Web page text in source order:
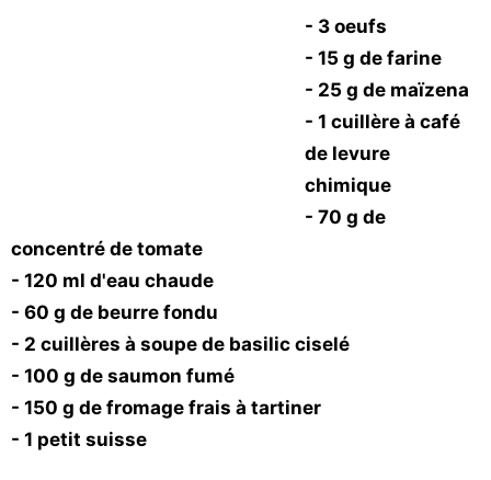
- 3 oeufs
- 15 g de farine
- 25 g de maïzena
- 1 cuillère à café
de levure
chimique
- 70 g de
concentré de tomate
- 120 ml d'eau chaude
- 60 g de beurre fondu
- 2 cuillères à soupe de basilic ciselé
- 100 g de saumon fumé
- 150 g de fromage frais à tartiner
- 1 petit suisse